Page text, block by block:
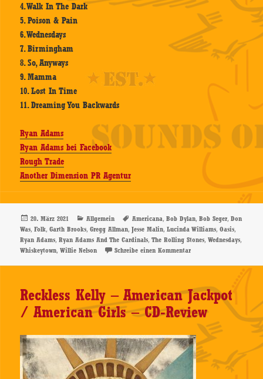
4. Walk In The Dark
5. Poison & Pain
6. Wednesdays
7. Birmingham
8. So, Anyways
9. Mamma
10. Lost In Time
11. Dreaming You Backwards
Ryan Adams
Ryan Adams bei Facebook
Rough Trade
Another Dimension PR Agentur
Veröffentlicht
am
20. März 2021 Kategorien
Allgemein Schlagwörter
Americana,Bob Dylan,Bob Seger,Don
Was,Folk,Garth Brooks,Gregg Allman,Jesse Malin,Lucinda Williams,Oasis,
Ryan Adams,Ryan Adams And The Cardinals,The Rolling Stones,Wednesdays,
Whiskeytown,Willie Nelson Schreibe einen Kommentarzu Ryan Adams –
Reckless Kelly – American Jackpot
/ American Girls – CD-Review